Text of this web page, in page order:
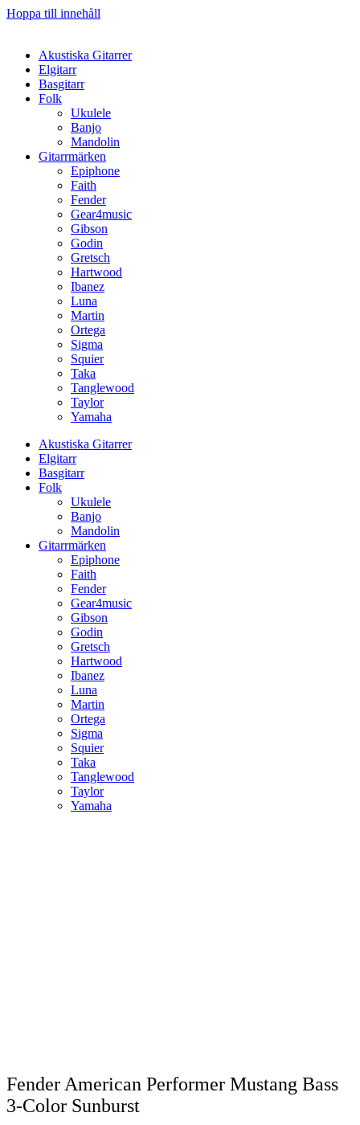
Hoppa till innehåll
Akustiska Gitarrer
Elgitarr
Basgitarr
Folk
Ukulele
Banjo
Mandolin
Gitarrmärken
Epiphone
Faith
Fender
Gear4music
Gibson
Godin
Gretsch
Hartwood
Ibanez
Luna
Martin
Ortega
Sigma
Squier
Taka
Tanglewood
Taylor
Yamaha
Akustiska Gitarrer
Elgitarr
Basgitarr
Folk
Ukulele
Banjo
Mandolin
Gitarrmärken
Epiphone
Faith
Fender
Gear4music
Gibson
Godin
Gretsch
Hartwood
Ibanez
Luna
Martin
Ortega
Sigma
Squier
Taka
Tanglewood
Taylor
Yamaha
Fender American Performer Mustang Bass
3-Color Sunburst